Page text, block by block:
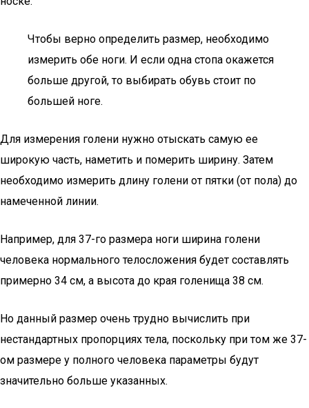
Чтобы верно определить размер, необходимо
измерить обе ноги. И если одна стопа окажется
больше другой, то выбирать обувь стоит по
большей ноге.
Для измерения голени нужно отыскать самую ее
широкую часть, наметить и померить ширину. Затем
необходимо измерить длину голени от пятки (от пола) до
намеченной линии.
Например, для 37-го размера ноги ширина голени
человека нормального телосложения будет составлять
примерно 34 см, а высота до края голенища 38 см.
Но данный размер очень трудно вычислить при
нестандартных пропорциях тела, поскольку при том же 37-
ом размере у полного человека параметры будут
значительно больше указанных.